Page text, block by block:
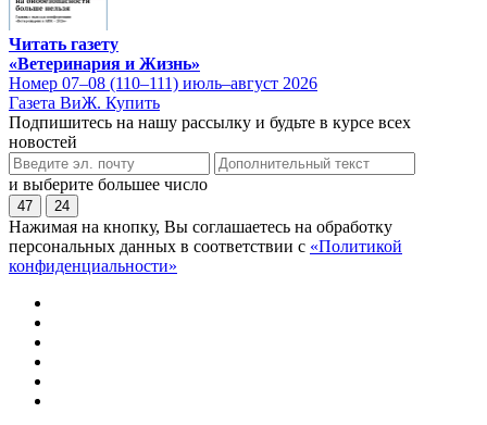
Читать газету
«Ветеринария и Жизнь»
Номер 07–08 (110–111) июль–август 2026
Газета ВиЖ. Купить
Подпишитесь на нашу рассылку и будьте в курсе всех
новостей
и выберите большее число
47 24
Нажимая на кнопку, Вы соглашаетесь на обработку
персональных данных в соответствии с «Политикой
конфиденциальности»